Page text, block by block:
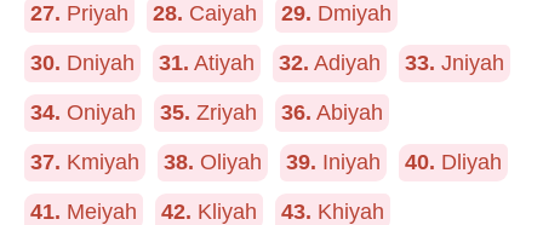
27. Priyah 28. Caiyah 29. Dmiyah
30. Dniyah 31. Atiyah 32. Adiyah 33. Jniyah
34. Oniyah 35. Zriyah 36. Abiyah
37. Kmiyah 38. Oliyah 39. Iniyah 40. Dliyah
41. Meiyah 42. Kliyah 43. Khiyah